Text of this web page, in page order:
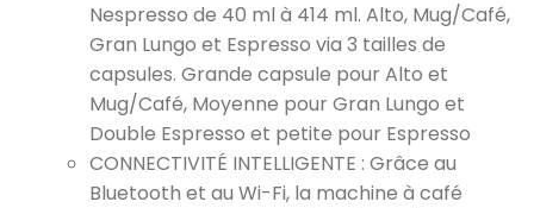
Nespresso de 40 ml à 414 ml. Alto, Mug/Café,
Gran Lungo et Espresso via 3 tailles de
capsules. Grande capsule pour Alto et
Mug/Café, Moyenne pour Gran Lungo et
Double Espresso et petite pour Espresso
CONNECTIVITÉ INTELLIGENTE : Grâce au
Bluetooth et au Wi-Fi, la machine à café